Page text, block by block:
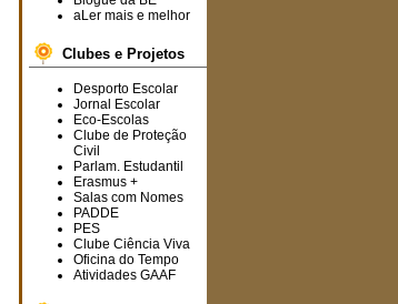
as ementas semanais para
mês de setembro de
2025
Consulte a ementaAQUI!
Informam-se os
interessados que estão a
decorrer,naplataforma
SIGRHE,os
procedimentos concursais
para a ocupação de cinco
horários.
aLer mais e melhor
Clubes e Projetos
Desporto Escolar
Jornal Escolar
Eco-Escolas
Clube de Proteção
Civil
Parlam. Estudantil
Erasmus +
Salas com Nomes
PADDE
PES
Clube Ciência Viva
Oficina do Tempo
Atividades GAAF